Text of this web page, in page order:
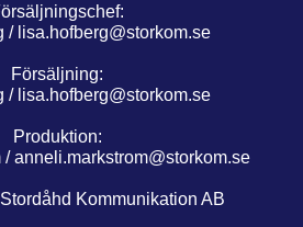
/ lisa.hofberg@storkom.se
Försäljning:
/ lisa.hofberg@storkom.se
Produktion:
/anneli.markstrom@storkom.se
Kommunikation AB